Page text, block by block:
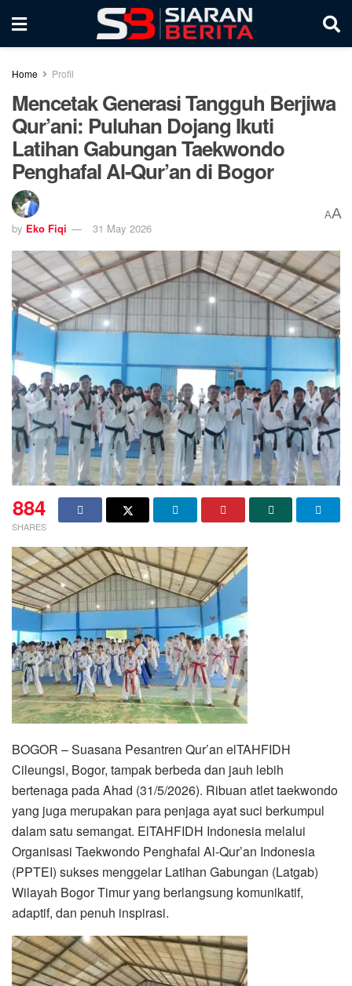
Home Profil
Mencetak Generasi Tangguh Berjiwa
Qur’ani: Puluhan Dojang Ikuti
Latihan Gabungan Taekwondo
Penghafal Al-Qur’an di Bogor
by Eko Fiqi 31 May 2026
AA
884
SHARES
BOGOR – Suasana Pesantren Qur’an elTAHFIDH
Cileungsi, Bogor, tampak berbeda dan jauh lebih
bertenaga pada Ahad (31/5/2026). Ribuan atlet taekwondo
yang juga merupakan para penjaga ayat suci berkumpul
dalam satu semangat. ElTAHFIDH Indonesia melalui
Organisasi Taekwondo Penghafal Al-Qur’an Indonesia
(PPTEI) sukses menggelar Latihan Gabungan (Latgab)
Wilayah Bogor Timur yang berlangsung komunikatif,
adaptif, dan penuh inspirasi.